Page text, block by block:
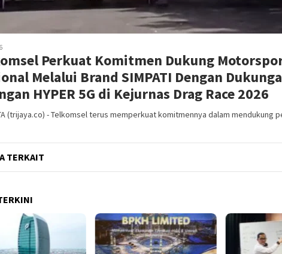
Perkuat Komitmen Dukung
Melalui Brand SIMPATI Dengan
HYPER 5G di Kejurnas Drag Race 2026
(trijaya.co) - Telkomsel terus memperkuat komitmennya dalam mendukung
TERKAIT